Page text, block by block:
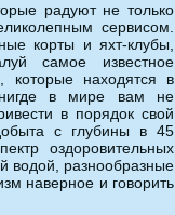
радуют не только
сервисом.
корты и яхт-клубы,
самое известное
которые находятся в
в мире вам не
в порядок свой
с глубины в 45
оздоровительных
водой, разнообразные
наверное и говорить